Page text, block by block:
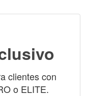
clientes con
o ELITE.